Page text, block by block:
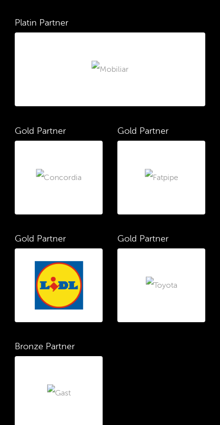
Platin Partner
Gold Partner Gold Partner
Gold Partner Gold Partner
Bronze Partner